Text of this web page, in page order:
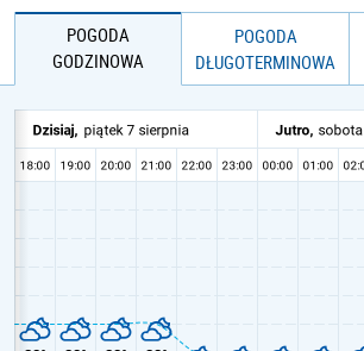
POGODA
GODZINOWA
POGODA
DŁUGOTERMINOWA